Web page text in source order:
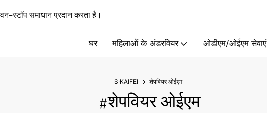
स्टॉप समाधान प्रदान करता है।
घर महिलाओं के अंडरवियर ओडीएम/ओईएम सेवाएं
S·KAIFEI शेपवियर ओईएम
#शेपवियर ओईएम